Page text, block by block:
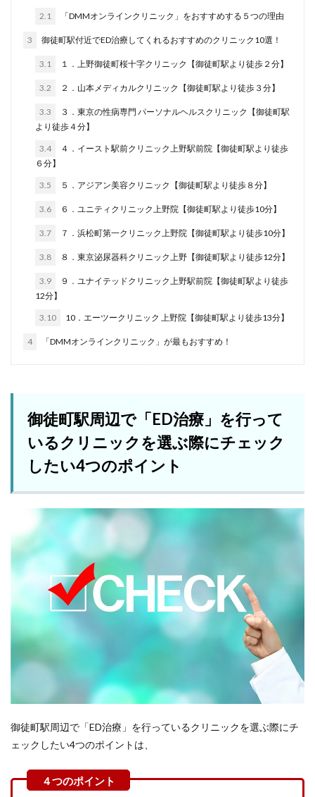
2.1 「DMMオンラインクリニック」をおすすめする５つの理由
3 御徒町駅付近でED治療してくれるおすすめのクリニック10選！
3.1 １．上野御徒町桜十字クリニック【御徒町駅より徒歩２分】
3.2 ２．山本メディカルクリニック【御徒町駅より徒歩３分】
3.3
３．東京の性病専門 パーソナルヘルスクリニック【御徒町駅
より徒歩４分】
3.4
４．イースト駅前クリニック上野駅前院【御徒町駅より徒歩
６分】
3.5 ５．アジアン美容クリニック【御徒町駅より徒歩８分】
3.6 ６．ユニティクリニック上野院【御徒町駅より徒歩10分】
3.7 ７．浜松町第一クリニック上野院【御徒町駅より徒歩10分】
3.8 ８．東京泌尿器科クリニック上野【御徒町駅より徒歩12分】
3.9
９．ユナイテッドクリニック上野駅前院【御徒町駅より徒歩
12分】
3.10 10．エーツークリニック 上野院【御徒町駅より徒歩13分】
4 「DMMオンラインクリニック」が最もおすすめ！
御徒町駅周辺で「ED治療」を行って
いるクリニックを選ぶ際にチェック
したい4つのポイント
御徒町駅周辺で「ED治療」を行っているクリニックを選ぶ際にチ
ェックしたい4つのポイントは、